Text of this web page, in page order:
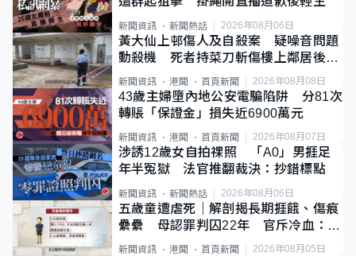
新聞資訊 新聞熱話 2026年08月06日
黃大仙上邨傷人及自殺案 疑噪音問題
動殺機 死者持菜刀斬傷樓上鄰居後墮
斃
新聞資訊 港聞 首頁新聞 2026年08月08日
43歲主婦墮內地公安電騙陷阱 分81次
轉賬「保證金」損失近6900萬元
新聞資訊 港聞 首頁新聞 2026年08月07日
涉誘12歲女自拍祼照 「A0」男捱足
年半冤獄 法官推翻裁決：抄錯標點
新聞資訊 新聞熱話 2026年08月06日
五歲童遭虐死｜解剖揭長期捱餓、傷痕
纍纍 母認罪判囚22年 官斥冷血：同
類案最惡劣
新聞資訊 港聞 首頁新聞 2026年08月05日